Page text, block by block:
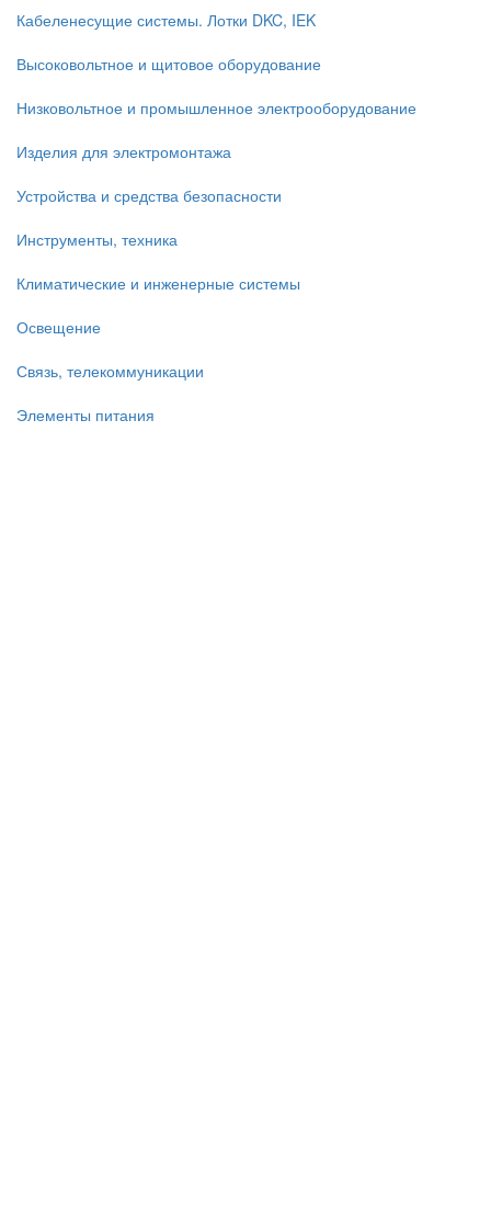
Кабеленесущие системы. Лотки DKC, IEK
Высоковольтное и щитовое оборудование
Низковольтное и промышленное электрооборудование
Изделия для электромонтажа
Устройства и средства безопасности
Инструменты, техника
Климатические и инженерные системы
Освещение
Связь, телекоммуникации
Элементы питания